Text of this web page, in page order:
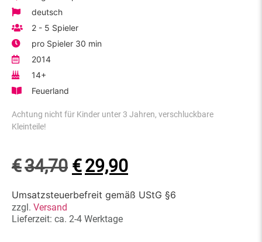
deutsch
2 - 5 Spieler
pro Spieler 30 min
2014
14+
Feuerland
Achtung nicht für Kinder unter 3 Jahren, verschluckbare
Kleinteile!
€34,70 €29,90
Umsatzsteuerbefreit gemäß UStG §6
zzgl. Versand
Lieferzeit: ca. 2-4 Werktage